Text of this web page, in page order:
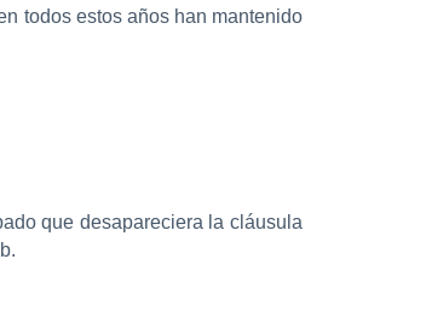
todos estos años han mantenido
que desapareciera la cláusula